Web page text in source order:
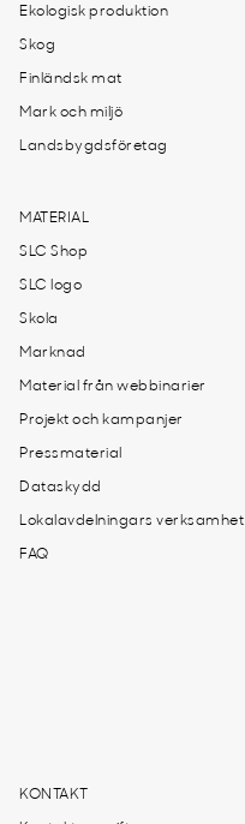
Ekologisk produktion
Skog
Finländsk mat
Mark och miljö
Landsbygdsföretag
MATERIAL
SLC Shop
SLC logo
Skola
Marknad
Material från webbinarier
Projekt och kampanjer
Pressmaterial
Dataskydd
Lokalavdelningars verksamhet
FAQ
KONTAKT